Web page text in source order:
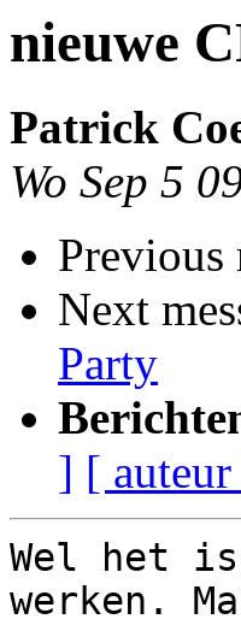
nieuwe
Patrick
Wo Sep 5
Previous
Next
Party
] [
Wel het
werken.